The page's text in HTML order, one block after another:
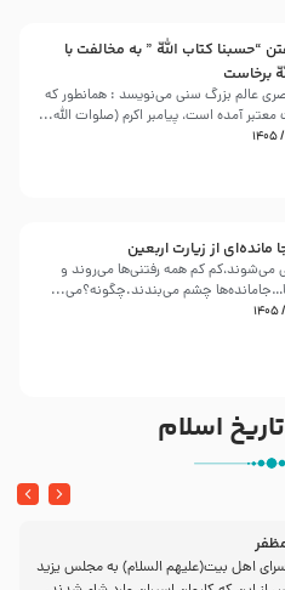
“حسبنا كتاب اللّه ” به مخالفت با
برخاست
خفاجی مصری عالم بزرگ سنی می‌نویسد : همانطور که
معتبر آمده است، پیامبر اکرم (صلوات اللّه...
از زیارت اربعین
می‌شوند،کم‌ کم همه رفتنی‌ها می‌روند و
چشم می‌بندند.چگونه؟می‌...
اسلام
اهل بیت‌(علیهم السلام) به مجلس یزید